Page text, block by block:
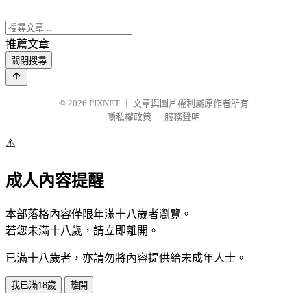
推薦文章
關閉搜尋
© 2026 PIXNET
文章與圖片權利屬原作者所有
隱私權政策
服務聲明
⚠️
成人內容提醒
本部落格內容僅限年滿十八歲者瀏覽。
若您未滿十八歲，請立即離開。
已滿十八歲者，亦請勿將內容提供給未成年人士。
我已滿18歲 離開